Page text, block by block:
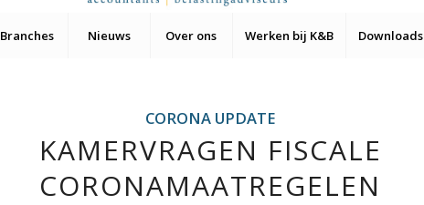
Branches Nieuws Over ons Werken bij K&B Downloads
CORONA UPDATE
KAMERVRAGEN FISCALE
CORONAMAATREGELEN